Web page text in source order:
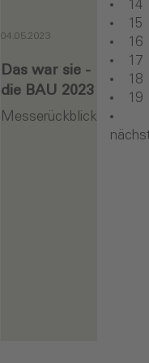
04.05.2023
Das war sie -
die BAU 2023
Messerückblick
14
15
16
17
18
19